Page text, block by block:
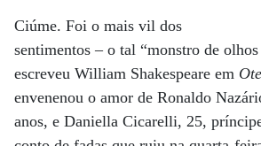
Ciúme. Foi o mais vil dos
sentimentos – o tal “monstro de
escreveu William Shakespeare em
envenenou o amor de Ronaldo
anos, e Daniella Cicarelli, 25,